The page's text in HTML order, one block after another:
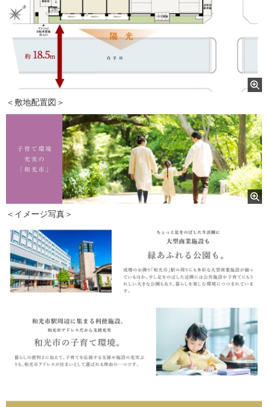
＜敷地配置図＞
＜イメージ写真＞